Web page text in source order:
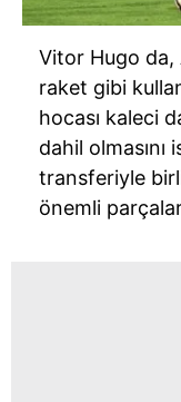
Vitor Hugo da,
raket gibi
hocası kaleci
dahil
transferiyle
önemli